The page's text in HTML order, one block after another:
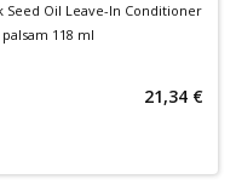
Seed Oil Leave-In Conditioner
118 ml
21,34 €